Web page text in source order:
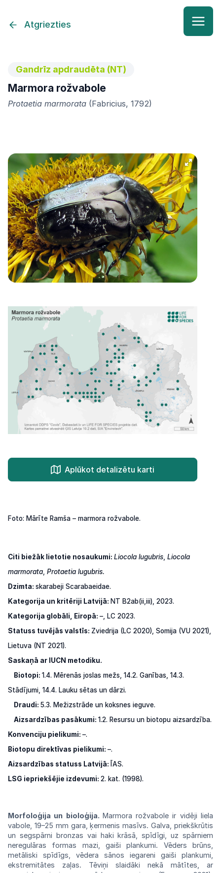
Atgriezties
Gandrīz apdraudēta (NT)
Marmora rožvabole
Protaetia marmorata (Fabricius, 1792)
Aplūkot detalizētu karti
Foto: Mārīte Ramša – marmora rožvabole.
Citi biežāk lietotie nosaukumi: Liocola lugubris Liocola
marmorata Protaetia lugubris.
Dzimta: skarabeji Scarabaeidae.
Kategorija un kritēriji Latvijā: NT B2ab(ii,iii), 2023.
Kategorija globāli, Eiropā: –, LC 2023.
Statuss tuvējās valstīs: Zviedrija (LC 2020), Somija (VU 2021),
Lietuva (NT 2021).
Saskaņā ar IUCN metodiku.
Biotopi: 1.4. Mērenās joslas mežs, 14.2. Ganības, 14.3.
Stādījumi, 14.4. Lauku sētas un dārzi.
Draudi: 5.3. Mežizstrāde un koksnes ieguve.
Aizsardzības pasākumi: 1.2. Resursu un biotopu aizsardzība.
Konvenciju pielikumi: –.
Biotopu direktīvas pielikumi: –.
Aizsardzības statuss Latvijā: ĪAS.
LSG iepriekšējie izdevumi: 2. kat. (1998).
Morfoloģija un bioloģija. Marmorarožvabole ir vidēji liela
vabole, 19–25 mm gara,ķermenis masīvs. Galva, priekškrūtis
un segspārni bronzas vai haki krāsā, spīdīgi, uz spārniem
neregulāras formas mazi, gaišiplankumi. Vēdersbrūns,
metāliski spīdīgs, vēdera sānos iegareni gaiši plankumi,
ekstremitātes zaļas. Tēviņi slaidāki nekā mātītes,
ar